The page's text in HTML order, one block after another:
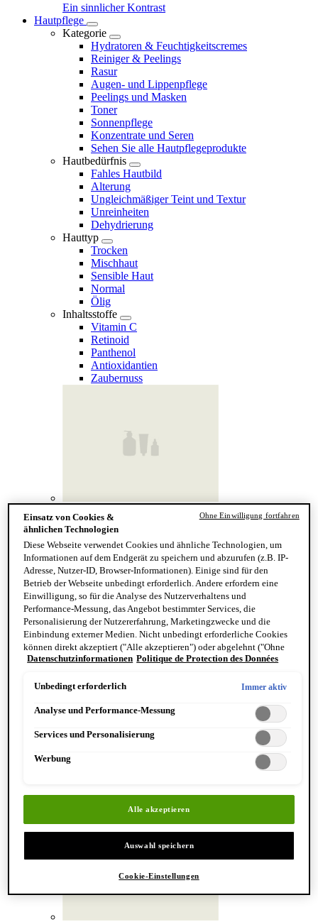
Ein sinnlicher Kontrast
Hautpflege
Kategorie
Hydratoren & Feuchtigkeitscremes
Reiniger & Peelings
Rasur
Augen- und Lippenpflege
Peelings und Masken
Toner
Sonnenpflege
Konzentrate und Seren
Sehen Sie alle Hautpflegeprodukte
Hautbedürfnis
Fahles Hautbild
Alterung
Ungleichmäßiger Teint und Textur
Unreinheiten
Dehydrierung
Hauttyp
Trocken
Mischhaut
Sensible Haut
Normal
Ölig
Inhaltsstoffe
Vitamin C
Retinoid
Panthenol
Antioxidantien
Zaubernuss
Hand & Körper
Kategorie
Handseife & Balsam
Seife am Stück
Reinigung & Peeling für den Körper
Körperbalsame und Öle
Mundpflege & Deodorants
Alle Hand- und Körperpflegeprodukte anzeigen
Bemerkenswerte Formulierungen
Resurrection Aromatique Hand Wash
Eleos Aromatique Hand Balm
Antithesis Intense Body Cleanser
Entdecken Sie Hand & Körper
Einsatz von Cookies &
ähnlichen Technologien
Diese Webseite verwendet Cookies und ähnliche Technologien, um
Informationen auf dem Endgerät zu speichern und abzurufen (z.B. IP-
Adresse, Nutzer-ID, Browser-Informationen). Einige sind für den
Betrieb der Webseite unbedingt erforderlich. Andere erfordern eine
Einwilligung, so für die Analyse des Nutzerverhaltens und
Performance-Messung, das Angebot bestimmter Services, die
Personalisierung der Nutzererfahrung, Marketingzwecke und die
Einbindung externer Medien. Nicht unbedingt erforderliche Cookies
können direkt akzeptiert ("Alle akzeptieren") oder abgelehnt ("Ohne
Einwilligung fortfahren") werden. Individuelle Anpassungen der
speichern"). Die Auswahl kann jederzeit unter dem Link "Cookie-
Datenschutzinformationen.
Datenschutzinformationen Politique de Protection des Données
Unbedingt erforderlich Immer aktiv
Analyse und Performance-Messung
Services und Personalisierung
Werbung
Alle akzeptieren
Auswahl speichern
Cookie-Einstellungen
Ohne Einwilligung fortfahren